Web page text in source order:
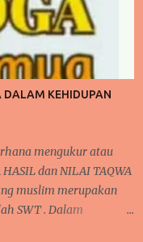
ayat. Kita akan
bahasa Arab "
sehingga bentuk
penjelasan ini
oleh Muhammad Ali.
ilmu dalam
ayat al-Qur'an yang
DALAM KEHIDUPAN
mengukur atau
dan NILAI TAQWA
muslim merupakan
SWT . Dalam